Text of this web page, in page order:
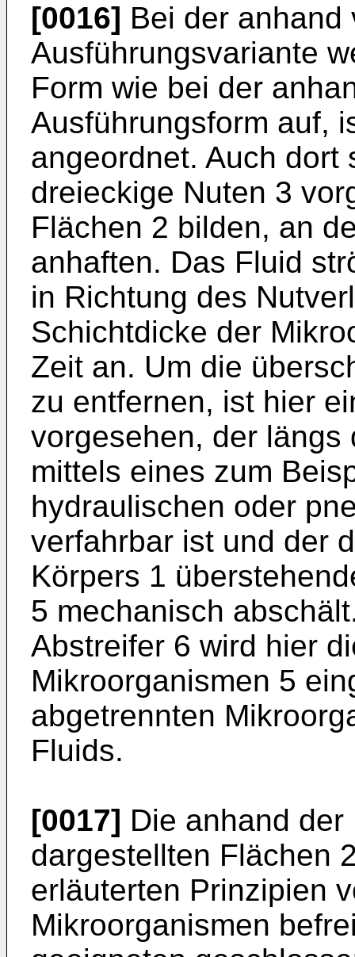
[0016] Bei der
Ausführungsvariante
Form wie bei der
Ausführungsform auf,
angeordnet. Auch dort
dreieckige Nuten 3
Flächen 2 bilden, an
anhaften. Das Fluid
in Richtung des
Schichtdicke der
Zeit an. Um die
zu entfernen, ist hier
vorgesehen, der längs
mittels eines zum
hydraulischen oder
verfahrbar ist und der
Körpers 1
5 mechanisch
Abstreifer 6 wird hier
Mikroorganismen 5
abgetrennten
Fluids.
[0017] Die anhand
dargestellten Flächen
erläuterten Prinzipien
Mikroorganismen